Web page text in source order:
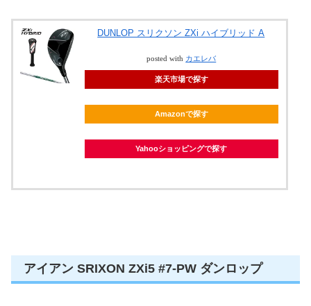
DUNLOP スリクソン ZXi ハイブリッド A
posted with カエレバ
楽天市場で探す
Amazonで探す
Yahooショッピングで探す
アイアン SRIXON ZXi5 #7-PW ダンロップ